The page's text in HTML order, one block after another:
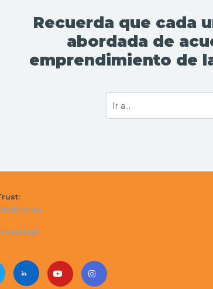
Recuerda que cada
abordada de
emprendimiento de